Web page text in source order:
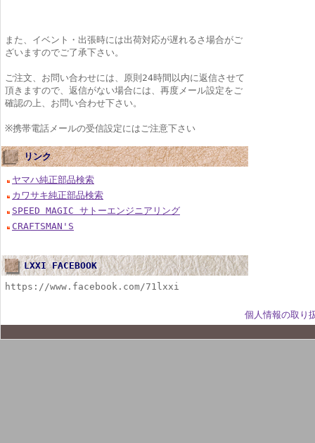
また、イベント・出張時には出荷対応が遅れるさ場合がご
ざいますのでご了承下さい。
ご注文、お問い合わせには、原則24時間以内に返信させて
頂きますので、返信がない場合には、再度メール設定をご
確認の上、お問い合わせ下さい。
※携帯電話メールの受信設定にはご注意下さい
リンク
ヤマハ純正部品検索
カワサキ純正部品検索
SPEED MAGIC サトーエンジニアリング
CRAFTSMAN'S
LXXI FACEBOOK
https://www.facebook.com/71lxxi
個人情報の取り